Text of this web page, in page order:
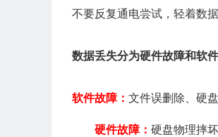
不要反复通电尝试，轻着数
数据丢失分为硬件故障和软
软件故障： 文件误删除、硬
硬件故障： 硬盘物理摔